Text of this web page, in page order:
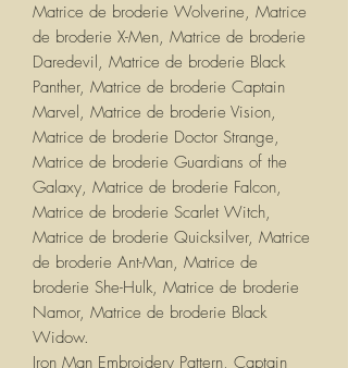
Matrice de broderie Wolverine, Matrice
de broderie X-Men, Matrice de broderie
Daredevil, Matrice de broderie Black
Panther, Matrice de broderie Captain
Marvel, Matrice de broderie Vision,
Matrice de broderie Doctor Strange,
Matrice de broderie Guardians of the
Galaxy, Matrice de broderie Falcon,
Matrice de broderie Scarlet Witch,
Matrice de broderie Quicksilver, Matrice
de broderie Ant-Man, Matrice de
broderie She-Hulk, Matrice de broderie
Namor, Matrice de broderie Black
Widow.
Iron Man Embroidery Pattern, Captain